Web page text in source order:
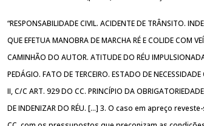
“RESPONSABILIDADE CIVIL. ACIDENTE DE TRÂNSITO.
QUE EFETUA MANOBRA DE MARCHA RÉ E COLIDE COM
CAMINHÃO DO AUTOR. ATITUDE DO RÉU
PEDÁGIO. FATO DE TERCEIRO. ESTADO DE
II, C/C ART. 929 DO CC. PRINCÍPIO DA
DE INDENIZAR DO RÉU. […] 3. O caso em apreço